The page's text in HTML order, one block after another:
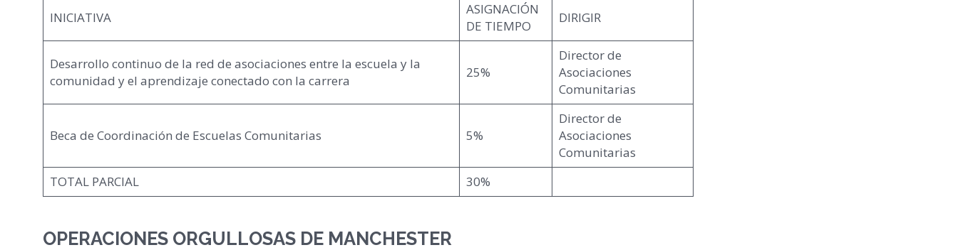
INICIATIVA
ASIGNACIÓN
DE TIEMPO
DIRIGIR
Desarrollo continuo de la red de asociaciones entre la escuela y la
comunidad y el aprendizaje conectado con la carrera
25%
Director de
Asociaciones
Comunitarias
Beca de Coordinación de Escuelas Comunitarias 5%
Director de
Asociaciones
Comunitarias
TOTAL PARCIAL
30%
OPERACIONES ORGULLOSAS DE MANCHESTER